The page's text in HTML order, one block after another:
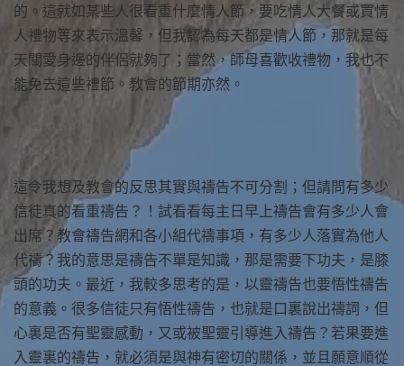
的。這就如某些人很看重什麼情人節，要吃情人大餐或買情
人禮物等來表示溫馨，但我認為每天都是情人節，那就是每
天關愛身邊的伴侶就夠了；當然，師母喜歡收禮物，我也不
能免去這些禮節。教會的節期亦然。
這令我想及教會的反思其實與禱告不可分割；但請問有多少
信徒真的看重禱告？！試看看每主日早上禱告會有多少人會
出席？教會禱告網和各小組代禱事項，有多少人落實為他人
代禱？我的意思是禱告不單是知識，那是需要下功夫，是膝
頭的功夫。最近，我較多思考的是，以靈禱告也要悟性禱告
的意義。很多信徒只有悟性禱告，也就是口裏說出禱詞，但
心裏是否有聖靈感動，又或被聖靈引導進入禱告？若果要進
入靈裏的禱告，就必須是與神有密切的關係，並且願意順從